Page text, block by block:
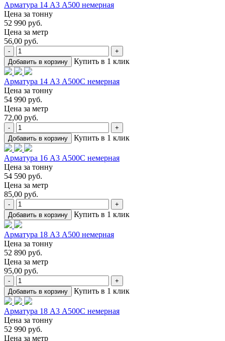
Арматура 14 А3 А500 немерная
Цена за тонну
52 990 руб.
Цена за метр
56,00 руб.
-
+
Добавить в корзину
Купить в 1 клик
Арматура 14 А3 А500С немерная
Цена за тонну
54 990 руб.
Цена за метр
72,00 руб.
-
+
Добавить в корзину
Купить в 1 клик
Арматура 16 А3 А500С немерная
Цена за тонну
54 590 руб.
Цена за метр
85,00 руб.
-
+
Добавить в корзину
Купить в 1 клик
Арматура 18 А3 А500 немерная
Цена за тонну
52 890 руб.
Цена за метр
95,00 руб.
-
+
Добавить в корзину
Купить в 1 клик
Арматура 18 А3 А500С немерная
Цена за тонну
52 990 руб.
Цена за метр